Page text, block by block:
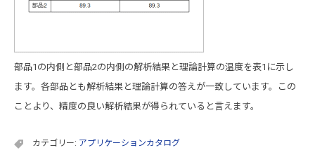
部品1の内側と部品2の内側の解析結果と理論計算の温度を表1に示し
ます。各部品とも解析結果と理論計算の答えが一致しています。この
ことより、精度の良い解析結果が得られていると言えます。
カテゴリー: アプリケーションカタログ